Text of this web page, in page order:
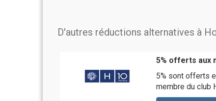
D'autres réductions alternatives à
5% offerts aux
5% sont offerts
membre du club